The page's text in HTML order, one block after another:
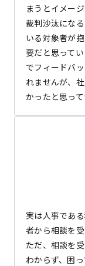
まうとイメー
裁判沙汰にな
いる対象者が
要だと思って
でフィードバ
れませんが、
かったと思って
実は人事であ
者から相談を受
ただ、相談を
わからず、困